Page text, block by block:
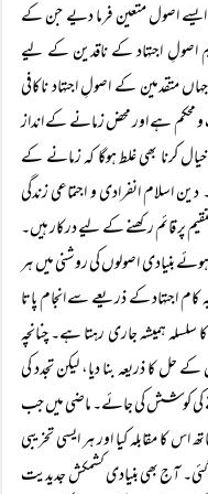
ایسے اصول متعین فرما دیے جن کے
اصولِ اجتہاد کے ناقدین کے لیے
متقدمین کے اصولِ اجتہاد ناکافی
محکم ہے اور محض زمانے کے انداز
کرنا بھی غلط ہوگا کہ زمانے کے
اسلام انفرادی و اجتماعی زندگی
پر قائم رکھنے کے لیے درکار ہیں۔
بنیادی اصولوں کی روشنی میں ہر
اجتہاد کے ذریعے سے انجام پاتا
ہمیشہ جاری رہتا ہے۔ چنانچہ
کا ذریعہ بنا دیا، لیکن تجدد کی
کی کوشش کی جائے۔ ماضی میں جب
کا مقابلہ کیا اور ہر ایسی تخریبی
آج بھی بنیادی کشمکش جدیدیت